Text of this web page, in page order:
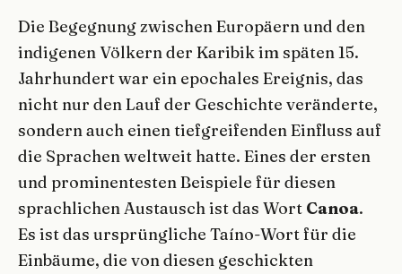
Die Begegnung zwischen Europäern und den
indigenen Völkern der Karibik im späten 15.
Jahrhundert war ein epochales Ereignis, das
nicht nur den Lauf der Geschichte veränderte,
sondern auch einen tiefgreifenden Einfluss auf
die Sprachen weltweit hatte. Eines der ersten
und prominentesten Beispiele für diesen
sprachlichen Austausch ist das Wort Canoa.
Es ist das ursprüngliche Taíno-Wort für die
Einbäume, die von diesen geschickten